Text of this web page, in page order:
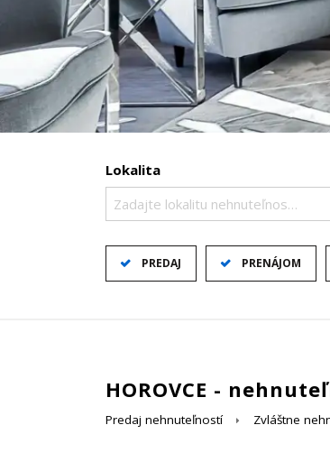
Lokalita
Zadajte lokalitu nehnuteľnosti ..
PREDAJ PRENÁJOM
HOROVCE -
Predaj nehnuteľností Zvláštne